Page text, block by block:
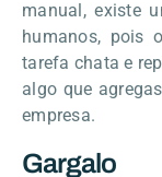
manual, existe
humanos, pois
tarefa chata e
algo que
empresa.
Gargalo